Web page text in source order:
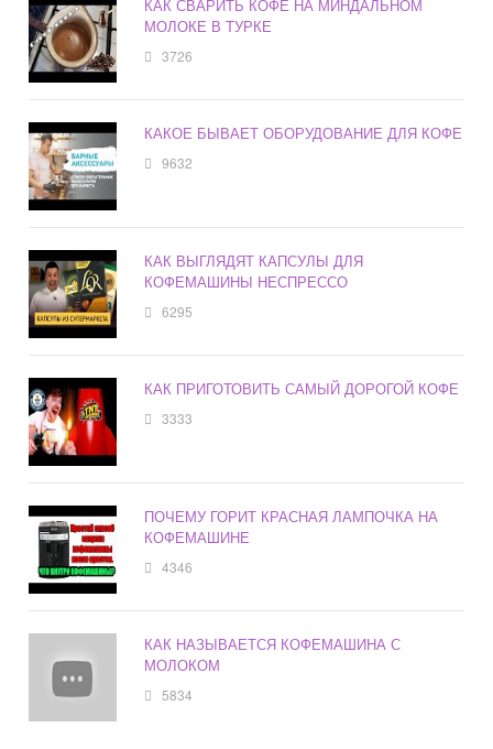
КАК СВАРИТЬ КОФЕ НА МИНДАЛЬНОМ
МОЛОКЕ В ТУРКЕ
3726
КАКОЕ БЫВАЕТ ОБОРУДОВАНИЕ ДЛЯ КОФЕ
9632
КАК ВЫГЛЯДЯТ КАПСУЛЫ ДЛЯ
КОФЕМАШИНЫ НЕСПРЕССО
6295
КАК ПРИГОТОВИТЬ САМЫЙ ДОРОГОЙ КОФЕ
3333
ПОЧЕМУ ГОРИТ КРАСНАЯ ЛАМПОЧКА НА
КОФЕМАШИНЕ
4346
КАК НАЗЫВАЕТСЯ КОФЕМАШИНА С
МОЛОКОМ
5834